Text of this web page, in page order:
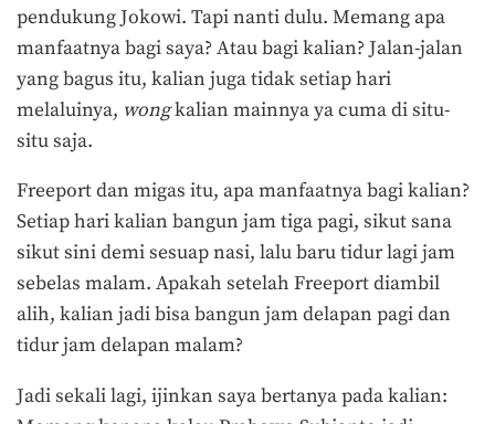
pendukung Jokowi. Tapi nanti dulu. Memang apa
manfaatnya bagi saya? Atau bagi kalian? Jalan-jalan
yang bagus itu, kalian juga tidak setiap hari
melaluinya, wongkalian mainnya ya cuma di situ-
situ saja.
Freeport dan migas itu, apa manfaatnya bagi kalian?
Setiap hari kalian bangun jam tiga pagi, sikut sana
sikut sini demi sesuap nasi, lalu baru tidur lagi jam
sebelas malam. Apakah setelah Freeport diambil
alih, kalian jadi bisa bangun jam delapan pagi dan
tidur jam delapan malam?
Jadi sekali lagi, ijinkan saya bertanya pada kalian: